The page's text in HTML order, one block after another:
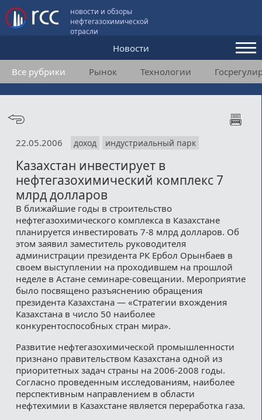
новости и обзоры
нефтегазохимической
отрасли
Новости
Аналитика и мнения
Конференции
Подписка
Пользовательское соглашение
Медиакит
Контакты
Все рубрики Рынок Технологии
22.05.2006 доход индустриальный парк
Казахстан инвестирует в
нефтегазохимический комплекс 7
млрд долларов
В ближайшие годы в строительство
нефтегазохимического комплекса в Казахстане
планируется инвестировать 7-8 млрд долларов. Об
этом заявил заместитель руководителя
администрации президента РК Ербол Орынбаев в
своем выступлении на проходившем на прошлой
неделе в Астане семинаре-совещании. Мероприятие
было посвящено разъяснению обращения
президента Казахстана — «Стратегии вхождения
Казахстана в число 50 наиболее
конкурентоспособных стран мира».
Развитие нефтегазохимической промышленности
признано правительством Казахстана одной из
приоритетных задач страны на 2006-2008 годы.
Согласно проведенным исследованиям, наиболее
перспективным направлением в области
нефтехимии в Казахстане является переработка газа.